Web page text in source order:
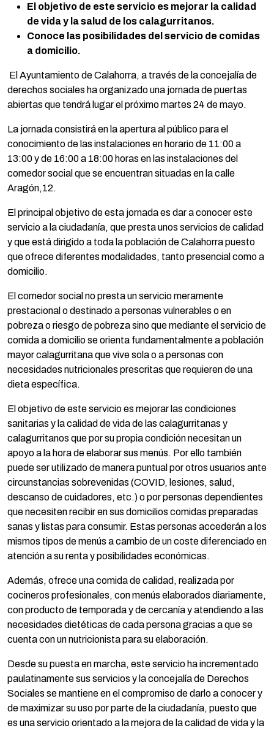
El objetivo de este servicio es mejorar la calidad
de vida y la salud de los calagurritanos.
Conoce las posibilidades del servicio de comidas
a domicilio.
El Ayuntamiento de Calahorra, a través de la concejalía de
derechos sociales ha organizado una jornada de puertas
abiertas que tendrá lugar el próximo martes 24 de mayo.
La jornada consistirá en la apertura al público para el
conocimiento de las instalaciones en horario de 11:00 a
13:00 y de 16:00 a 18:00 horas en las instalaciones del
comedor social que se encuentran situadas en la calle
Aragón,12.
El principal objetivo de esta jornada es dar a conocer este
servicio a la ciudadanía, que presta unos servicios de calidad
y que está dirigido a toda la población de Calahorra puesto
que ofrece diferentes modalidades, tanto presencial como a
domicilio.
El comedor social no presta un servicio meramente
prestacional o destinado a personas vulnerables o en
pobreza o riesgo de pobreza sino que mediante el servicio de
comida a domicilio se orienta fundamentalmente a población
mayor calagurritana que vive sola o a personas con
necesidades nutricionales prescritas que requieren de una
dieta específica.
El objetivo de este servicio es mejorar las condiciones
sanitarias y la calidad de vida de las calagurritanas y
calagurritanos que por su propia condición necesitan un
apoyo a la hora de elaborar sus menús. Por ello también
puede ser utilizado de manera puntual por otros usuarios ante
circunstancias sobrevenidas (COVID, lesiones, salud,
descanso de cuidadores, etc.) o por personas dependientes
que necesiten recibir en sus domicilios comidas preparadas
sanas y listas para consumir. Estas personas accederán a los
mismos tipos de menús a cambio de un coste diferenciado en
atención a su renta y posibilidades económicas.
Además, ofrece una comida de calidad, realizada por
cocineros profesionales, con menús elaborados diariamente,
con producto de temporada y de cercanía y atendiendo a las
necesidades dietéticas de cada persona gracias a que se
cuenta con un nutricionista para su elaboración.
Desde su puesta en marcha, este servicio ha incrementado
paulatinamente sus servicios y la concejalía de Derechos
Sociales se mantiene en el compromiso de darlo a conocer y
de maximizar su uso por parte de la ciudadanía, puesto que
es una servicio orientado a la mejora de la calidad de vida y la